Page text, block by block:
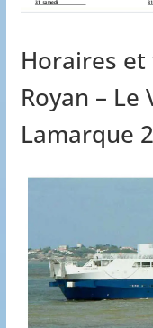
Horaires
Royan – Le
Lamarque